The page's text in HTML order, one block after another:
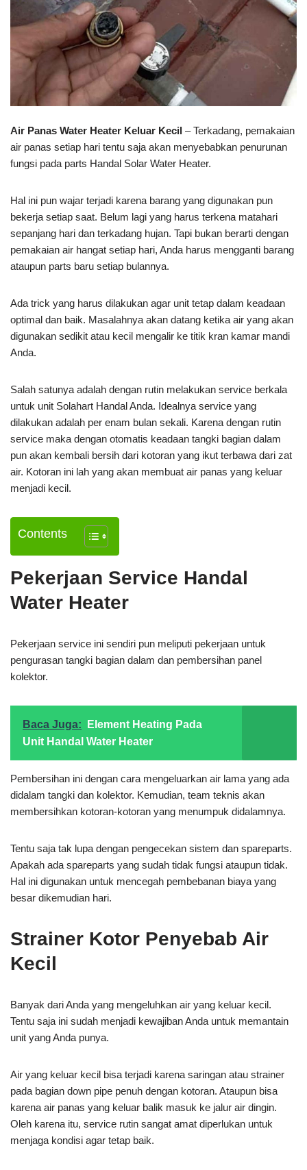
Air Panas Water Heater Keluar Kecil – Terkadang, pemakaian
air panas setiap hari tentu saja akan menyebabkan penurunan
fungsi pada parts Handal Solar Water Heater.
Hal ini pun wajar terjadi karena barang yang digunakan pun
bekerja setiap saat. Belum lagi yang harus terkena matahari
sepanjang hari dan terkadang hujan. Tapi bukan berarti dengan
pemakaian air hangat setiap hari, Anda harus mengganti barang
ataupun parts baru setiap bulannya.
Ada trick yang harus dilakukan agar unit tetap dalam keadaan
optimal dan baik. Masalahnya akan datang ketika air yang akan
digunakan sedikit atau kecil mengalir ke titik kran kamar mandi
Anda.
Salah satunya adalah dengan rutin melakukan service berkala
untuk unit Solahart Handal Anda. Idealnya service yang
dilakukan adalah per enam bulan sekali. Karena dengan rutin
service maka dengan otomatis keadaan tangki bagian dalam
pun akan kembali bersih dari kotoran yang ikut terbawa dari zat
air. Kotoran ini lah yang akan membuat air panas yang keluar
menjadi kecil.
Contents
Pekerjaan Service Handal
Water Heater
Pekerjaan service ini sendiri pun meliputi pekerjaan untuk
pengurasan tangki bagian dalam dan pembersihan panel
kolektor.
Baca Juga:
Element Heating Pada
Unit Handal Water Heater
Pembersihan ini dengan cara mengeluarkan air lama yang ada
didalam tangki dan kolektor. Kemudian, team teknis akan
membersihkan kotoran-kotoran yang menumpuk didalamnya.
Tentu saja tak lupa dengan pengecekan sistem dan spareparts.
Apakah ada spareparts yang sudah tidak fungsi ataupun tidak.
Hal ini digunakan untuk mencegah pembebanan biaya yang
besar dikemudian hari.
Strainer Kotor Penyebab Air
Kecil
Banyak dari Anda yang mengeluhkan air yang keluar kecil.
Tentu saja ini sudah menjadi kewajiban Anda untuk memantain
unit yang Anda punya.
Air yang keluar kecil bisa terjadi karena saringan atau strainer
pada bagian down pipe penuh dengan kotoran. Ataupun bisa
karena air panas yang keluar balik masuk ke jalur air dingin.
Oleh karena itu, service rutin sangat amat diperlukan untuk
menjaga kondisi agar tetap baik.